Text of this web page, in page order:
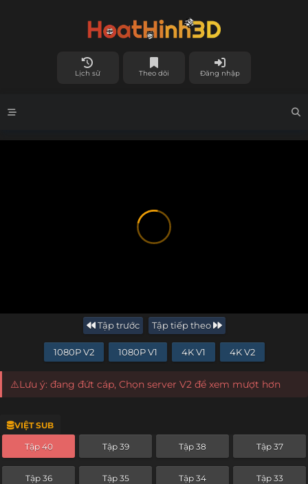
Lịch sử Theo dõi Đăng nhập
Tập trước Tập tiếp theo
1080P V2 1080P V1 4K V1 4K V2
⚠️Lưu ý: đang đứt cáp, Chọn server V2 để xem mượt hơn
VIỆT SUB
Tập 40 Tập 39 Tập 38 Tập 37
Tập 36 Tập 35 Tập 34 Tập 33